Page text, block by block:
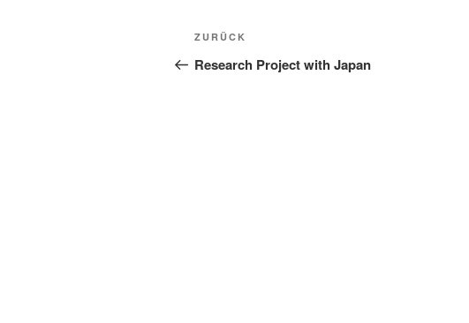
Beitragsnavigation
Vorheriger
Beitrag
ZURÜCK
Research Project with Japan